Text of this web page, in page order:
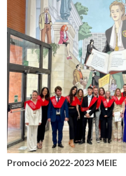
Promoció 2022-2023 MEIE